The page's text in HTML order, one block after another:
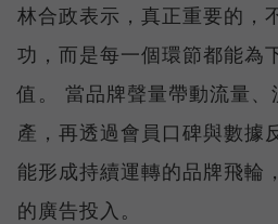
林合政表示，真正重要的，
功，而是每一個環節都能為
值。 當品牌聲量帶動流量
產，再透過會員口碑與數據
能形成持續運轉的品牌飛輪
的廣告投入。